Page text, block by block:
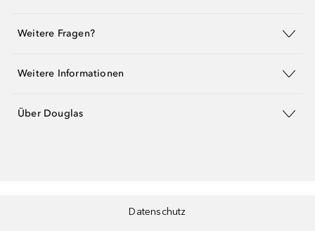
Weitere Fragen?
Weitere Informationen
Über Douglas
Datenschutz